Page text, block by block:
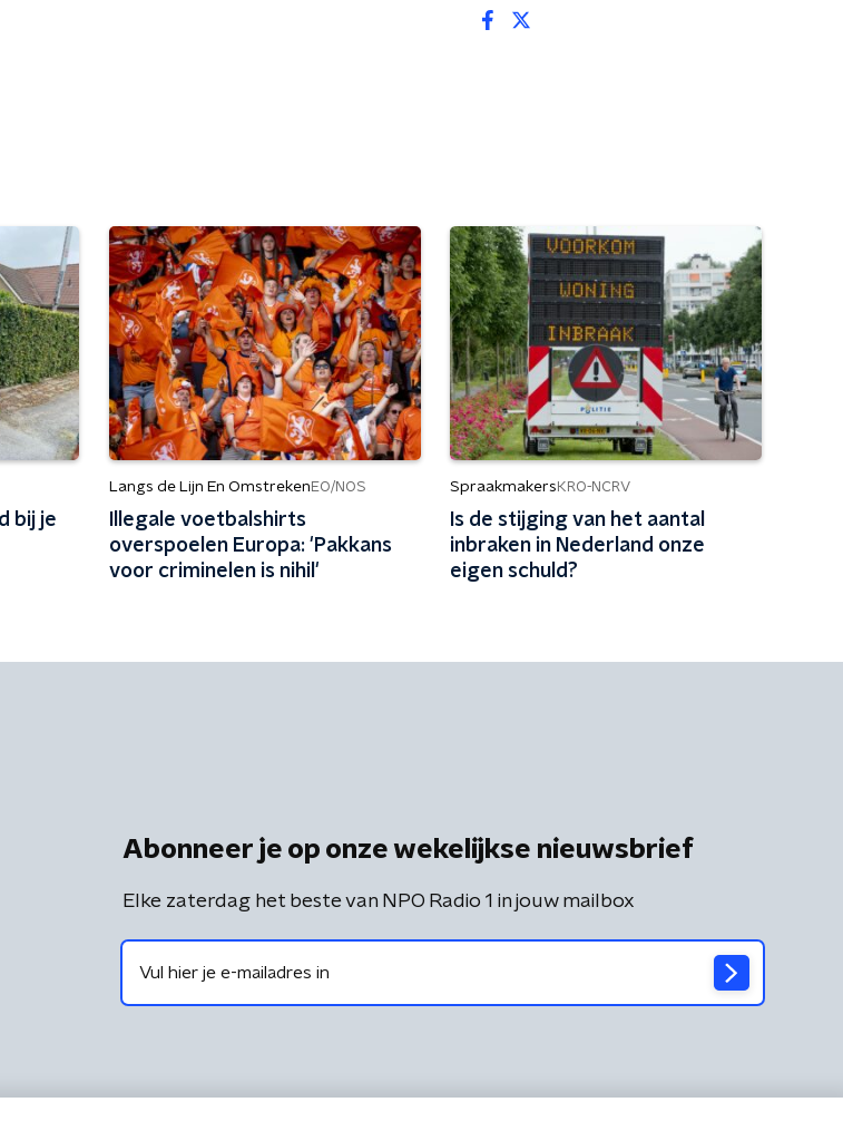
bij je
Langs de Lijn En Omstreken EO/NOS
Illegale voetbalshirts
overspoelen Europa: 'Pakkans
voor criminelen is nihil'
Spraakmakers KRO-NCRV
Is de stijging van het aantal
inbraken in Nederland onze
eigen schuld?
Abonneer je op onze wekelijkse nieuwsbrief
Elke zaterdag het beste van NPO Radio 1 in jouw mailbox